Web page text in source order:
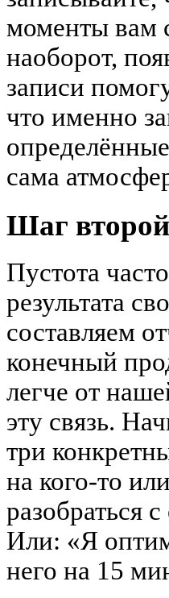
моменты вам
наоборот,
записи
что именно
сама
Шаг
Пустота
результата
составляем
конечный
легче от
эту связь.
три
на кого-то
разобраться
Или: «Я
него на 15